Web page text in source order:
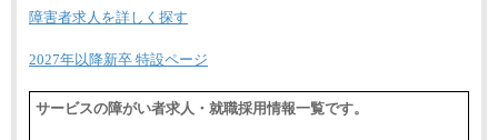
障害者求人を詳しく探す
2027年以降新卒 特設ページ
サービスの障がい者求人・就職採用情報一覧です。